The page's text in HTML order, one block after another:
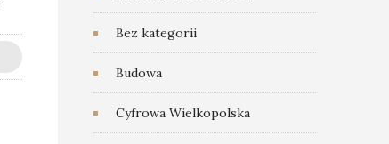
Bez kategorii
Budowa
Cyfrowa Wielkopolska